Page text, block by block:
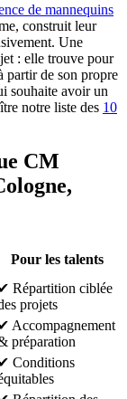
de mannequins
construit leur
Une
: elle trouve pour
partir de son propre
souhaite avoir un
notre liste des 10
CM
Pour les talents
✔ Répartition ciblée
projets
✔ Accompagnement
préparation
✔ Conditions